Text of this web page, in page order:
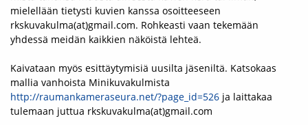
mielellään tietysti kuvien kanssa osoitteeseen
rkskuvakulma(at)gmail.com. Rohkeasti vaan tekemään
yhdessä meidän kaikkien näköistä lehteä.
Kaivataan myös esittäytymisiä uusilta jäseniltä. Katsokaas
mallia vanhoista Minikuvakulmista
http://raumankameraseura.net/?page_id=526 ja laittakaa
tulemaan juttua rkskuvakulma(at)gmail.com